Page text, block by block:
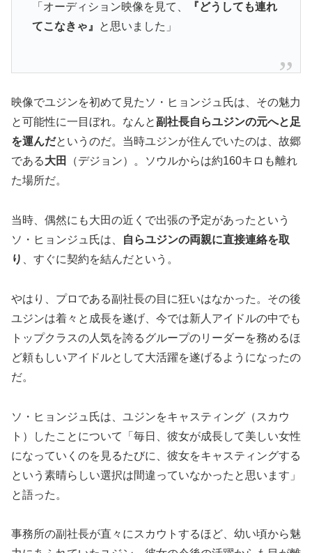
「オーディション映像を見て、
『どうしても連れ
てこなきゃ』
と思いました」
映像でユジンを初めて見たソ・ヒョンジュ氏は、その魅力
と可能性に一目ぼれ。なんと副社長自らユジンの元へと足
を運んだというのだ。当時ユジンが住んでいたのは、故郷
である大田
（デジョン）。ソウルからは約160キロも離れ
た場所だ。
当時、偶然にも大田の近くで出張の予定があったという
ソ・ヒョンジュ氏は、
自らユジンの両親に直接連絡を取
り
、すぐに契約を結んだという。
やはり、プロである副社長の目に狂いはなかった。その後
ユジンは着々と成長を遂げ、今では新人アイドルの中でも
トップクラスの人気を誇るグループのリーダーを務めるほ
ど頼もしいアイドルとして大活躍を遂げるようになったの
だ。
ソ・ヒョンジュ氏は、ユジンをキャスティング（スカウ
ト）したことについて「毎日、彼女が成長して美しい女性
になっていくのを見るたびに、彼女をキャスティングする
という素晴らしい選択は間違っていなかったと思います」
と語った。
事務所の副社長が直々にスカウトするほど、幼い頃から魅